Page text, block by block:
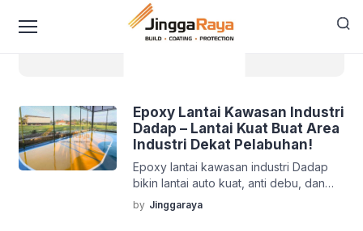
Epoxy Lantai Kawasan Industri
Dadap – Lantai Kuat Buat Area
Industri Dekat Pelabuhan!
Epoxy lantai kawasan industri Dadap
bikin lantai auto kuat, anti debu, dan
tahan beban berat. Cocok buat
operasional biar makin aman & lancar.
by Jinggaraya